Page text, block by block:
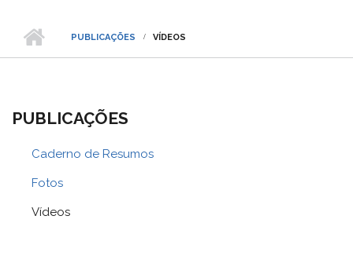
PUBLICAÇÕES VÍDEOS
PUBLICAÇÕES
Caderno de Resumos
Fotos
Vídeos